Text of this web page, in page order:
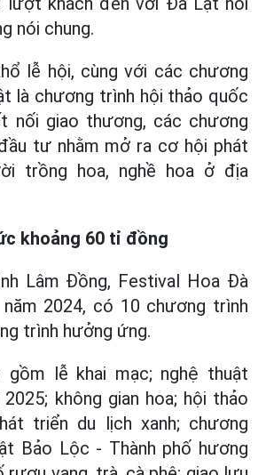
nói chung.
lễ hội, cùng với các chương
là chương trình hội thảo quốc
nối giao thương, các chương
tư nhằm mở ra cơ hội phát
trồng hoa, nghề hoa ở địa
khoảng 60 tỉ đồng
Lâm Đồng, Festival Hoa Đà
2024, có 10 chương trình
trình hưởng ứng.
gồm lễ khai mạc; nghệ thuật
không gian hoa; hội thảo
triển du lịch xanh; chương
Bảo Lộc - Thành phố hương